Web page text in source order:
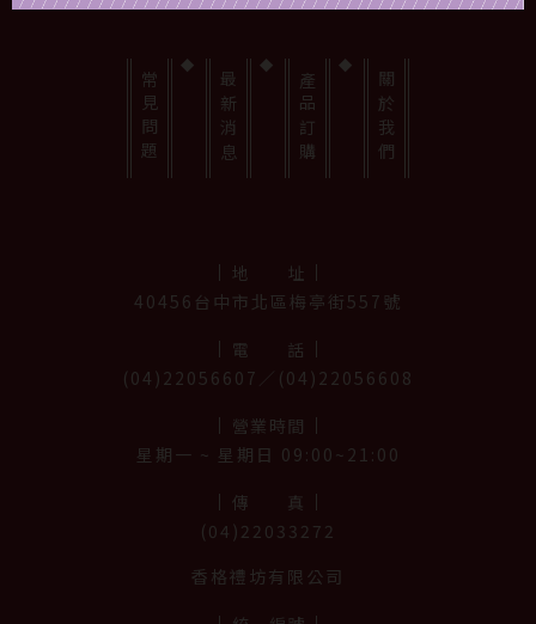
常見問題 最新消息 產品訂購 關於我們
地址
40456台中市北區梅亭街557號
電話
(04)22056607／(04)22056608
營業時間
星期⼀ ~ 星期日 09:00~21:00
傳真
(04)22033272
香格禮坊有限公司